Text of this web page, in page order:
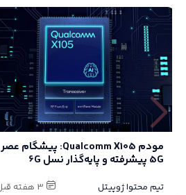
مودم Qualcomm X105: پیشگام عصر
5G پیشرفته و پایه‌گذار نسل 6G
تیم محتوا ژوپیتل 3 هفته قبل